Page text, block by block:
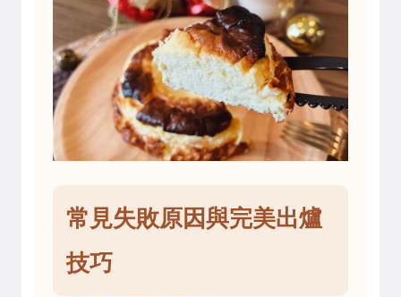
常見失敗原因與完美出爐
技巧